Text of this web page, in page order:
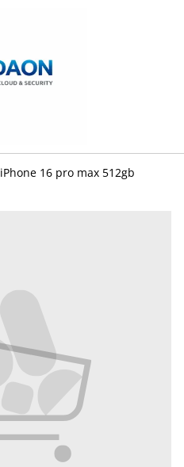
iPhone 16 pro max 512gb